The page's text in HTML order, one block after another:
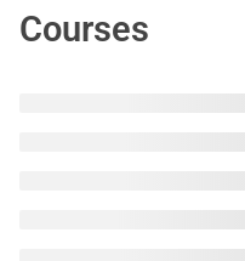
Courses